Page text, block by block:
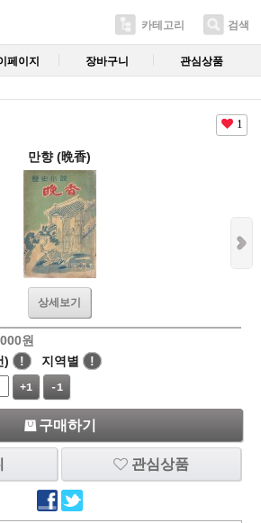
카테고리 검색
페이지 장바구니 관심상품
1
만향 (晩香)
상세보기
원
) ! 지역별
!
+1 -1
구매하기
관심상품